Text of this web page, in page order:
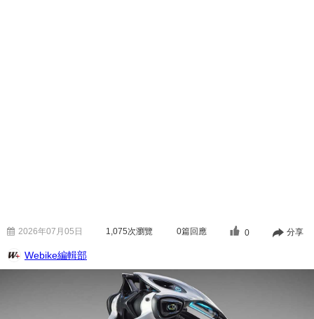
2026年07月05日 1,075次瀏覽 0篇回應 0 分享
Webike編輯部